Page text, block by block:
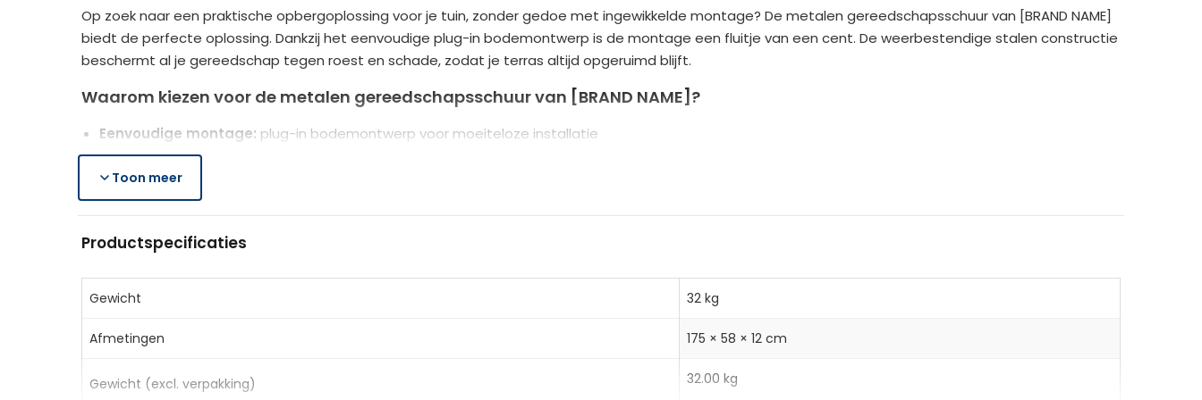
r
n
a
t
Op zoek naar een praktische opbergoplossing voor je tuin, zonder gedoe met ingewikkelde montage? De metalen gereedschapsschuur van [BRAND NAME]
biedt de perfecte oplossing. Dankzij het eenvoudige plug-in bodemontwerp is de montage een fluitje van een cent. De weerbestendige stalen constructie
beschermt al je gereedschap tegen roest en schade, zodat je terras altijd opgeruimd blijft.
Waarom kiezen voor de metalen gereedschapsschuur van [BRAND NAME]?
Eenvoudige montage: plug-in bodemontwerp voor moeiteloze installatie
Weerbestendige bescherming:
Compact ontwerp:
Handige schuifdeur:
Technische specificaties
Kleur:Donkergrijs
Totale afmetingen:
Binnenmaat:149 x 89 cm
Toon meer
Productspecificaties
Gewicht 32 kg
Afmetingen 175 × 58 × 12 cm
Gewicht (excl. verpakking) 32.00 kg